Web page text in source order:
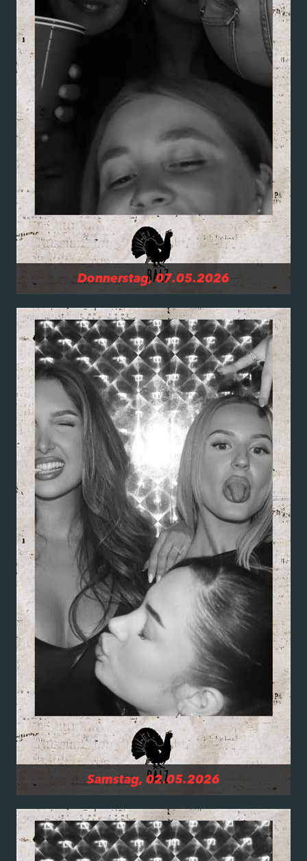
Donnerstag, 07.05.2026
Samstag, 02.05.2026